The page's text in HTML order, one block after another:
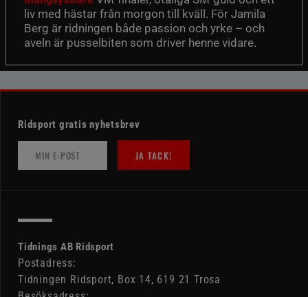
liv med hästar från morgon till kväll. För Jamila
Berg är ridningen både passion och yrke – och
aveln är pusselbiten som driver henne vidare.
Ridsport gratis nyhetsbrev
JA TACK!
Tidnings AB Ridsport
Postadress:
Tidningen Ridsport, Box 14, 619 21 Trosa